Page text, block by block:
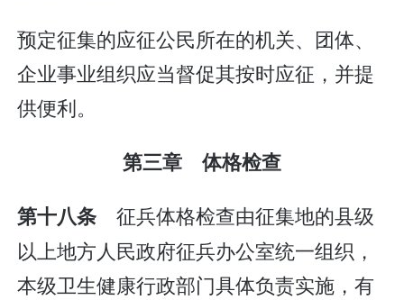
预定征集的应征公民所在的机关、团体、
企业事业组织应当督促其按时应征，并提
供便利。
第三章 体格检查
第十八条 征兵体格检查由征集地的县级
以上地方人民政府征兵办公室统一组织，
本级卫生健康行政部门具体负责实施，有